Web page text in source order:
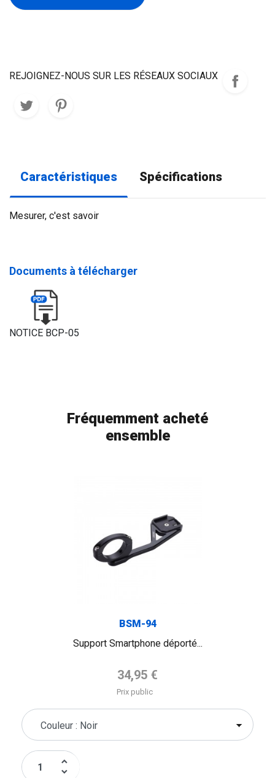
REJOIGNEZ-NOUS SUR LES RÉSEAUX SOCIAUX
Caractéristiques Spécifications
Mesurer, c'est savoir
Documents à télécharger
NOTICE BCP-05
Fréquemment acheté
ensemble
BSM-94
Support Smartphone déporté...
Prix de base
34,95 €
Prix public
keyboard_arrow_up
keyboard_arrow_down